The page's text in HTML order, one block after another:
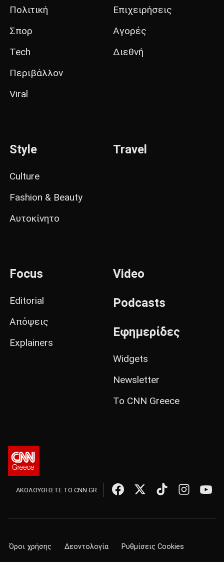
Πολιτική
Σπορ
Tech
Περιβάλλον
Viral
Επιχειρήσεις
Αγορές
Διεθνή
Style
Culture
Fashion & Beauty
Αυτοκίνητο
Travel
Focus
Editorial
Απόψεις
Explainers
Video
Podcasts
Εφημερίδες
Widgets
Newsletter
Το CNN Greece
ΑΚΟΛΟΥΘΗΣΤΕ ΤΟ CNN.GR
Όροι χρήσης Δεοντολογία Ρυθμίσεις Cookies